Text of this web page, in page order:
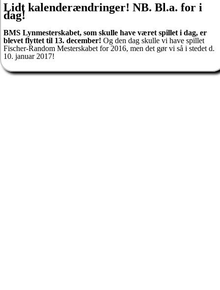
Lidt kalenderændringer! NB. Bl.a. for i
dag!
BMS Lynmesterskabet, som skulle have været spillet i dag, er
blevet flyttet til 13. december! Og den dag skulle vi have spillet
Fischer-Random Mesterskabet for 2016, men det gør vi så i stedet d.
10. januar 2017!